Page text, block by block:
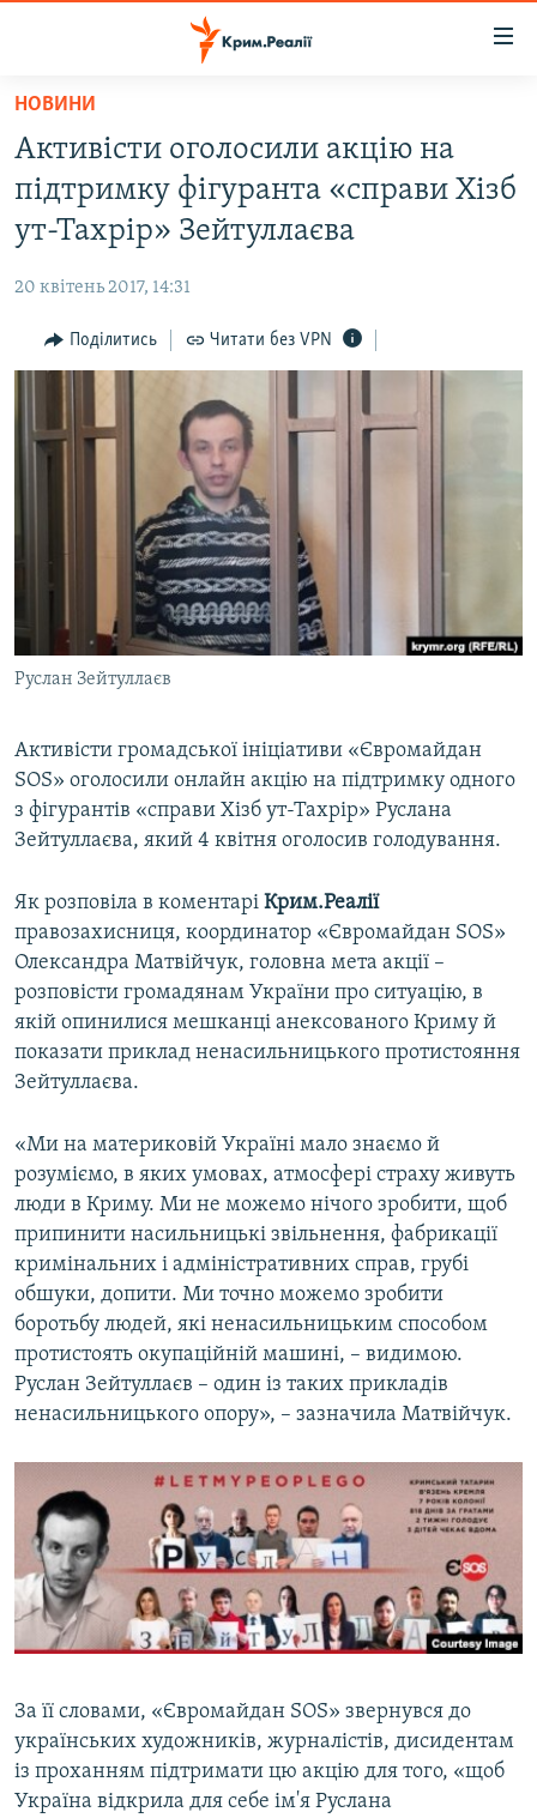
Перейти
основного
матеріалу
Перейти
до
основної
Перейти
до
ВІДЕО ТА ФОТО
БЛОГИ
ПОГЛЯД
ВСЕ ЗА ДЕНЬ
ВІДЕОУРОКИ «ELIFBE»
СВІДЧЕННЯ ОКУПАЦІЇ
УКРАЇНСЬКА ПРОБЛЕМА КРИМУ
ІНФОГРАФІКА
ЯК ОБІЙТИ БЛОКУВАННЯ
Qırımtatar
ДОЛУЧАЙСЯ!
Усі сайти RFE/RL
НОВИНИ
Активісти оголосили акцію на
підтримку фігуранта «справи Хізб
ут-Тахрір» Зейтуллаєва
20 квітень 2017, 14:31
Поділитись Читати без VPN
Руслан Зейтуллаєв
Активісти громадської ініціативи «Євромайдан
SOS» оголосили онлайн акцію на підтримку одного
з фігурантів «справи Хізб ут-Тахрір» Руслана
Зейтуллаєва, який 4 квітня оголосив голодування.
Як розповіла в коментарі Крим.Реалії
правозахисниця, координатор «Євромайдан SOS»
Олександра Матвійчук, головна мета акції –
розповісти громадянам України про ситуацію, в
якій опинилися мешканці анексованого Криму й
показати приклад ненасильницького протистояння
Зейтуллаєва.
«Ми на материковій Україні мало знаємо й
розуміємо, в яких умовах, атмосфері страху живуть
люди в Криму. Ми не можемо нічого зробити, щоб
припинити насильницькі звільнення, фабрикації
кримінальних і адміністративних справ, грубі
обшуки, допити. Ми точно можемо зробити
боротьбу людей, які ненасильницьким способом
протистоять окупаційній машині, – видимою.
Руслан Зейтуллаєв – один із таких прикладів
ненасильницького опору», – зазначила Матвійчук.
За її словами, «Євромайдан SOS» звернувся до
українських художників, журналістів, дисидентам
із проханням підтримати цю акцію для того, «щоб
Україна відкрила для себе ім'я Руслана